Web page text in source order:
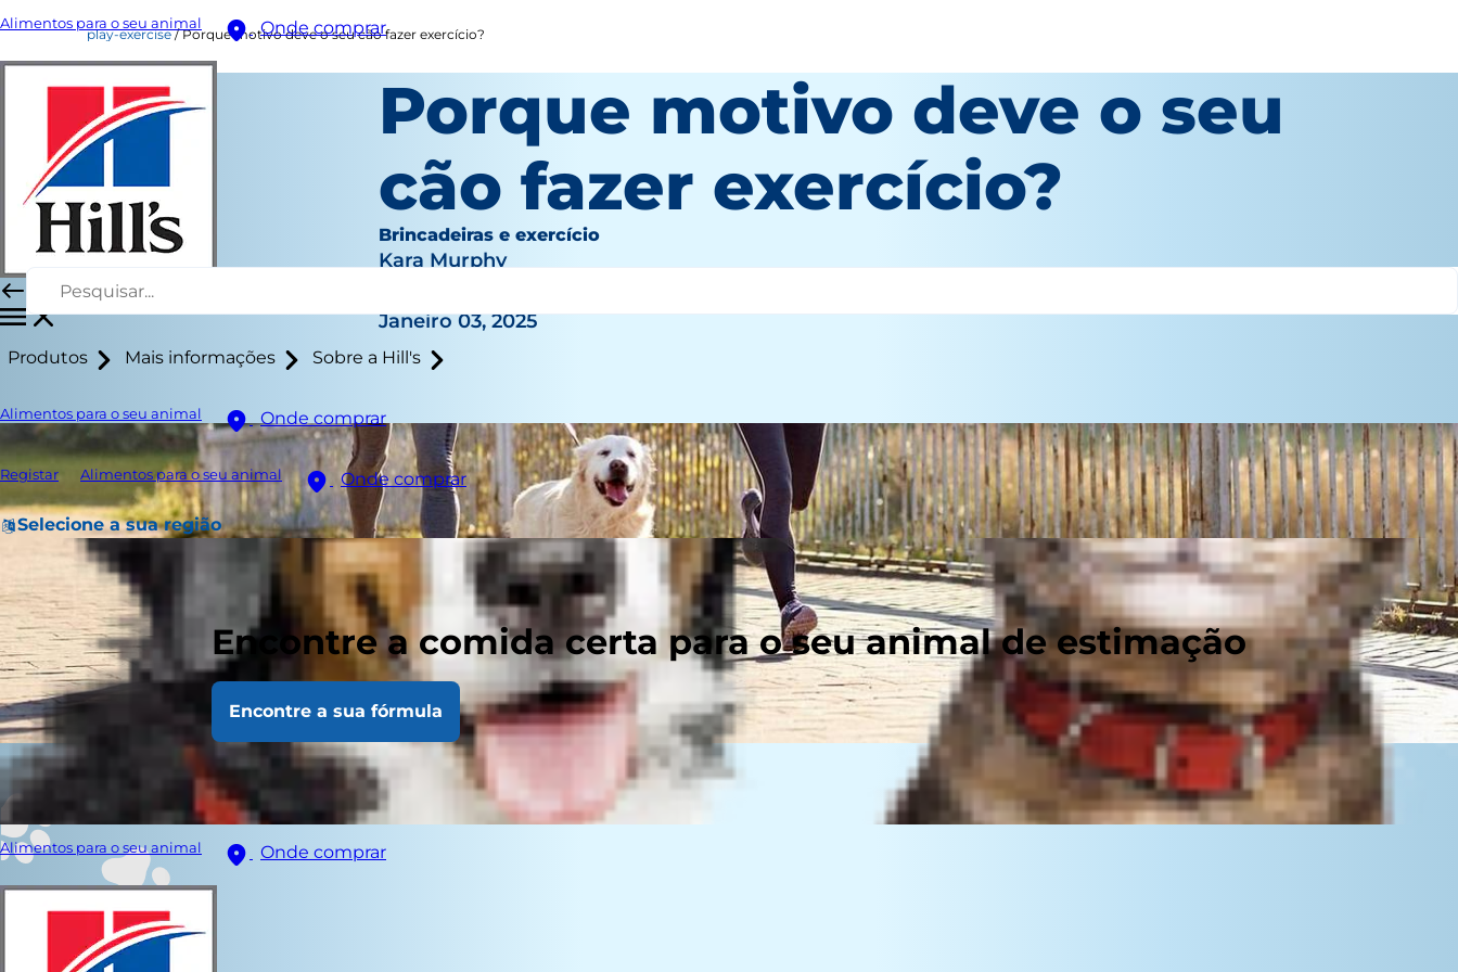
Alimentos para o seu animal Onde comprar
Produtos Mais informações Sobre a Hill's
Alimentos para o seu animal Onde comprar
Registar Alimentos para o seu animal Onde comprar
Selecione a sua região
Encontre a comida certa para o seu animal de estimação
Encontre a sua fórmula
Alimentos para o seu animal Onde comprar
play-exercise Porque motivo deve o seu cão fazer exercício?
Porque motivo deve o seu
cão fazer exercício?
Brincadeiras e exercício
Kara Murphy
Janeiro 03, 2025